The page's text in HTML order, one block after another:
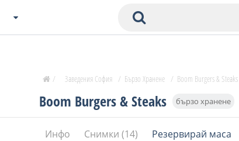
Пловдив
Boom Burgers & Steaks бързо хранене
Инфо Снимки (14) Резервирай маса
/ Заведения София / Бързо Хранене / Boom Burgers & Steaks